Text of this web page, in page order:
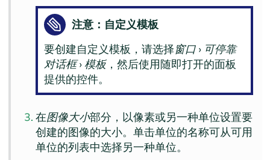
注意：自定义模板
要创建自定义模板，请选择窗口› 可停靠
对话框› 模板，然后使用随即打开的面板
提供的控件。
在图像大小部分，以像素或另一种单位设置要
创建的图像的大小。单击单位的名称可从可用
单位的列表中选择另一种单位。